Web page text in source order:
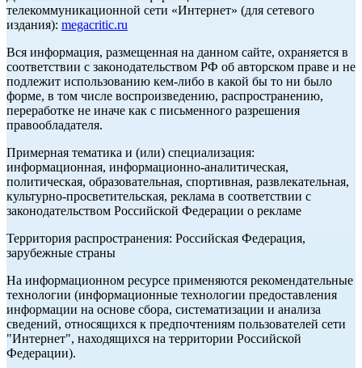
телекоммуникационной сети «Интернет» (для сетевого
издания): megacritic.ru
Вся информация, размещенная на данном сайте, охраняется в
соответствии с законодательством РФ об авторском праве и не
подлежит использованию кем-либо в какой бы то ни было
форме, в том числе воспроизведению, распространению,
переработке не иначе как с письменного разрешения
правообладателя.
Примерная тематика и (или) специализация:
информационная, информационно-аналитическая,
политическая, образовательная, спортивная, развлекательная,
культурно-просветительская, реклама в соответствии с
законодательством Российской Федерации о рекламе
Территория распространения: Российская Федерация,
зарубежные страны
На информационном ресурсе применяются рекомендательные
технологии (информационные технологии предоставления
информации на основе сбора, систематизации и анализа
сведений, относящихся к предпочтениям пользователей сети
"Интернет", находящихся на территории Российской
Федерации).